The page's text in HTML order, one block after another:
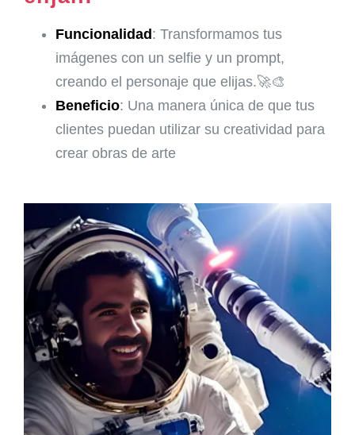
Funcionalidad : Transformamos tus
imágenes con un selfie y un prompt,
creando el personaje que elijas.🚀🎨
Beneficio: Una manera única de que tus
clientes puedan utilizar su creatividad para
crear obras de arte